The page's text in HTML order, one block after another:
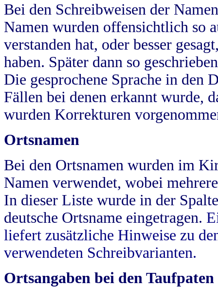
Bei den Schreibweisen der
Namen wurden offensichtlich so
verstanden hat, oder besser
haben. Später dann so
Die gesprochene Sprache in
Fällen bei denen erkannt wurde,
wurden Korrekturen
Ortsnamen
Bei den Ortsnamen wurden im
Namen verwendet, wobei
In dieser Liste wurde in der
deutsche Ortsname eingetragen.
liefert zusätzliche Hinweise zu
verwendeten Schreibvarianten.
Ortsangaben bei den Taufpaten